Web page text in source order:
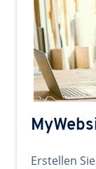
Erstellen